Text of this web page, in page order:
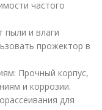
частого
пыли и влаги
прожектор в
Прочный корпус,
и коррозии.
для